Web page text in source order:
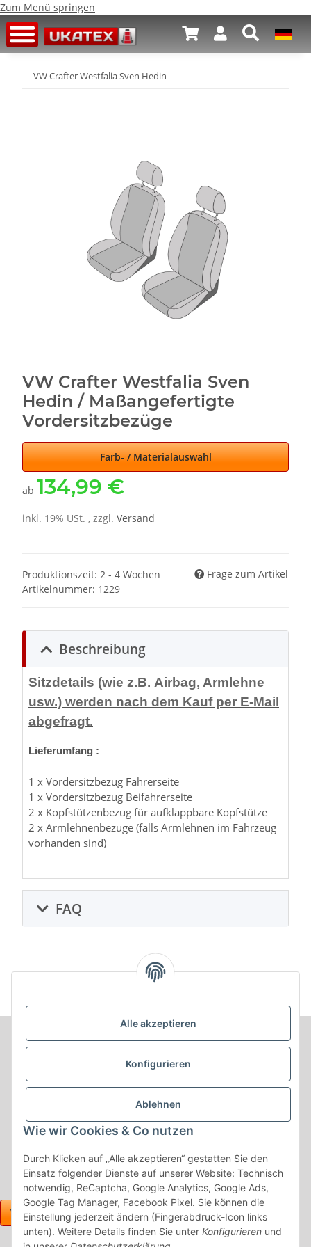
Zum Menü springen
Alle akzeptieren
Konfigurieren
Ablehnen
Wie wir Cookies & Co nutzen
Durch Klicken auf „Alle akzeptieren“ gestatten Sie den
Einsatz folgender Dienste auf unserer Website: Technisch
notwendig, ReCaptcha, Google Analytics, Google Ads,
Google Tag Manager, Facebook Pixel. Sie können die
Einstellung jederzeit ändern (Fingerabdruck-Icon links
unten). Weitere Details finden Sie unter Konfigurieren und
VW Crafter Westfalia Sven Hedin
VW Crafter Westfalia Sven
Hedin / Maßangefertigte
Vordersitzbezüge
Farb- / Materialauswahl
ab 134,99 €
inkl. 19% USt. , zzgl. Versand
Produktionszeit: 2 - 4 Wochen
Frage zum Artikel
Artikelnummer: 1229
Beschreibung
Sitzdetails (wie z.B. Airbag, Armlehne
usw.) werden nach dem Kauf per E-Mail
abgefragt.
Lieferumfang :
1 x Vordersitzbezug Fahrerseite
1 x Vordersitzbezug Beifahrerseite
2 x Kopfstützenbezug für aufklappbare Kopfstütze
2 x Armlehnenbezüge (falls Armlehnen im Fahrzeug
vorhanden sind)
FAQ
Informationen
Produkt Informationen
Shop Informationen
Gesetzliche Informationen